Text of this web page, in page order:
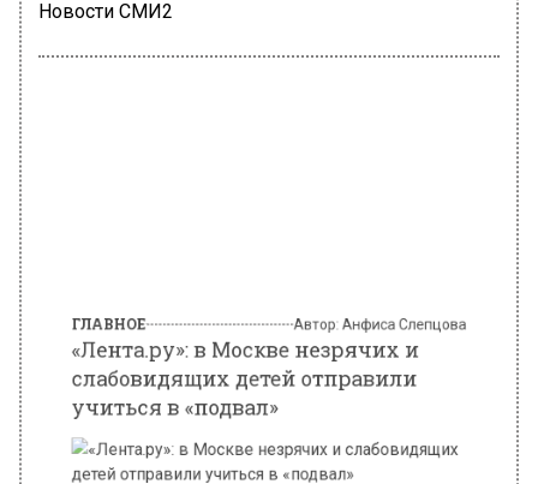
Новости СМИ2